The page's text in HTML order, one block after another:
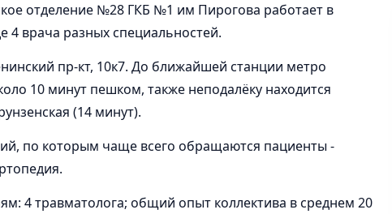
отделение №28 ГКБ №1 им Пирогова работает в
4 врача разных специальностей.
пр-кт, 10к7. До ближайшей станции метро
10 минут пешком, также неподалёку находится
(14 минут).
по которым чаще всего обращаются пациенты -
4 травматолога; общий опыт коллектива в среднем 20